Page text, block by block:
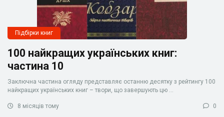
Підбірки книг
100 найкращих українських книг:
частина 10
Заключна частина огляду представляє останню десятку з рейтингу 100
найкращих українських книг – твори, що завершують цю ...
8 місяців тому 0